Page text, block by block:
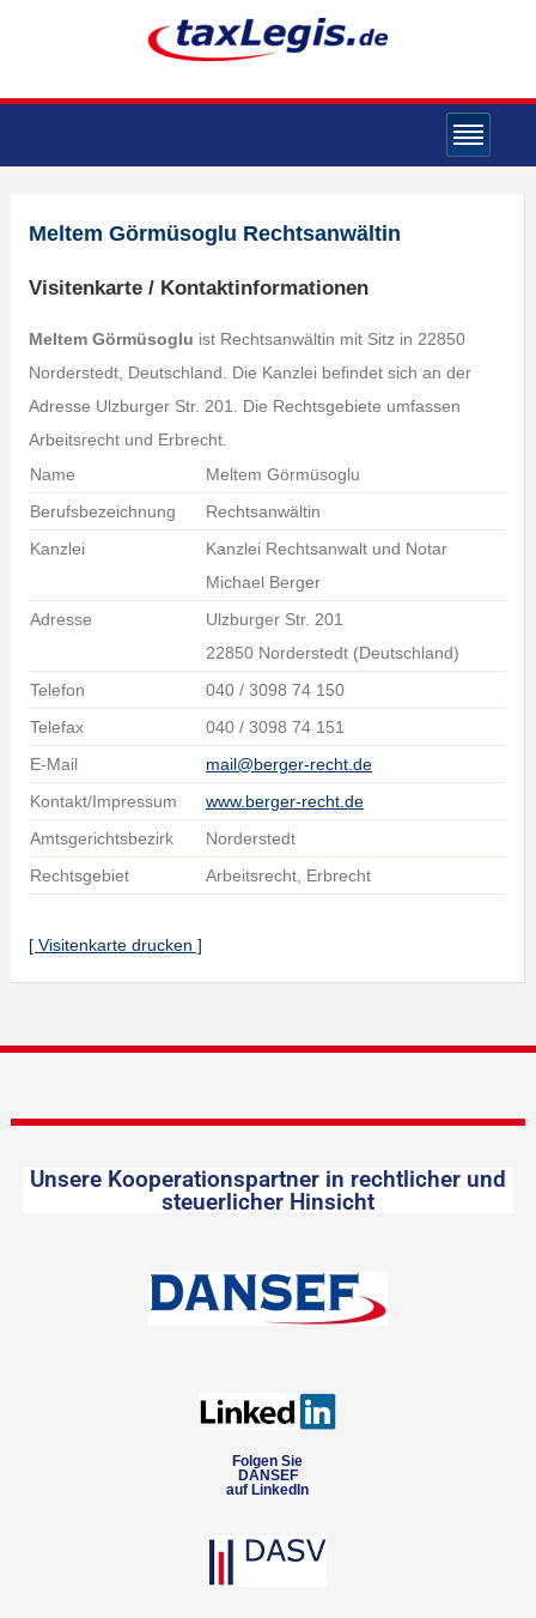
Meltem Görmüsoglu Rechtsanwältin
Visitenkarte / Kontaktinformationen
Meltem Görmüsoglu ist Rechtsanwältin mit Sitz in 22850
Norderstedt, Deutschland. Die Kanzlei befindet sich an der
Adresse Ulzburger Str. 201. Die Rechtsgebiete umfassen
Arbeitsrecht und Erbrecht.
Name
Meltem Görmüsoglu
Berufsbezeichnung
Rechtsanwältin
Kanzlei
Kanzlei Rechtsanwalt und Notar
Michael Berger
Adresse
Ulzburger Str. 201
22850 Norderstedt (Deutschland)
Telefon
040 / 3098 74 150
Telefax
040 / 3098 74 151
E-Mail
mail@berger-recht.de
Kontakt/Impressum
www.berger-recht.de
Amtsgerichtsbezirk
Norderstedt
Rechtsgebiet
Arbeitsrecht, Erbrecht
[ Visitenkarte drucken ]
Unsere Kooperationspartner in rechtlicher und
steuerlicher Hinsicht
Folgen Sie
DANSEF
auf LinkedIn